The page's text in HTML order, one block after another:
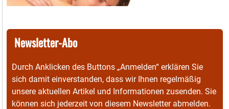
Newsletter-Abo
Durch Anklicken des Buttons „Anmelden“ erklären Sie
sich damit einverstanden, dass wir Ihnen regelmäßig
unsere aktuellen Artikel und Informationen zusenden. Sie
können sich jederzeit von diesem Newsletter abmelden.